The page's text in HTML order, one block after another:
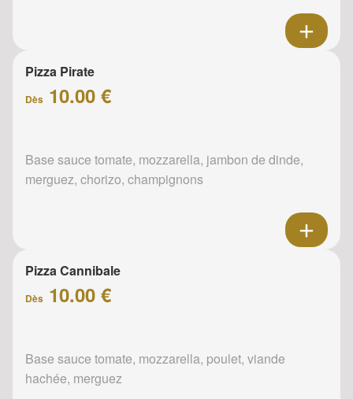
Pizza Pirate
Dès 10.00 €
Base sauce tomate, mozzarella, jambon de dinde,
merguez, chorizo, champignons
Pizza Cannibale
Dès 10.00 €
Base sauce tomate, mozzarella, poulet, viande
hachée, merguez